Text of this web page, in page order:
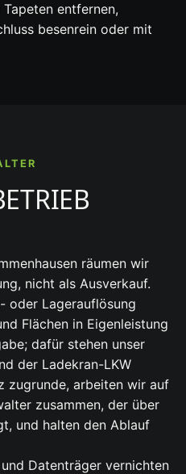
entfernen,
besenrein oder mit
räumen wir
nicht als Ausverkauf.
oder Lagerauflösung
Flächen in Eigenleistung
dafür stehen unser
der Ladekran-LKW
zugrunde, arbeiten wir auf
zusammen, der über
und halten den Ablauf
Datenträger vernichten